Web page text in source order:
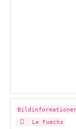
Bildinformationen
Le Fuechs